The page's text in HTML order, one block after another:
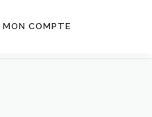
MON COMPTE